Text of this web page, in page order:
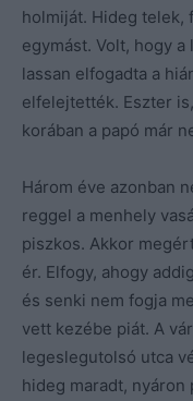
holmiját. Hideg telek,
egymást. Volt, hogy
lassan elfogadta a
elfelejtették. Eszter
korában a papó már
Három éve azonban
reggel a menhely
piszkos. Akkor
ér. Elfogy, ahogy
és senki nem fogja
vett kezébe piát. A
legeslegutolsó utca
hideg maradt,